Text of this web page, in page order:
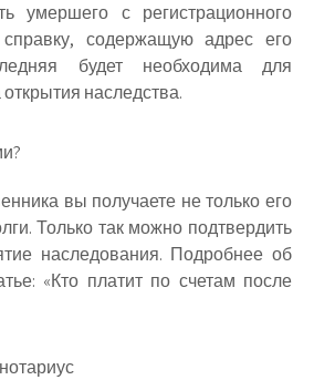
умершего с регистрационного
содержащую адрес его
будет необходима для
наследства.
вы получаете не только его
Только так можно подтвердить
наследования. Подробнее об
«Кто платит по счетам после